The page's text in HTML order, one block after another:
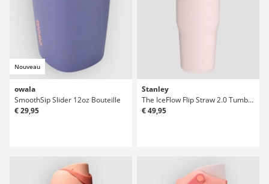
Nouveau
owala
SmoothSip Slider 12oz Bouteille
€ 29,95
Stanley
The IceFlow Flip Straw 2.0 Tumbler 0.89L Bouteille
€ 49,95